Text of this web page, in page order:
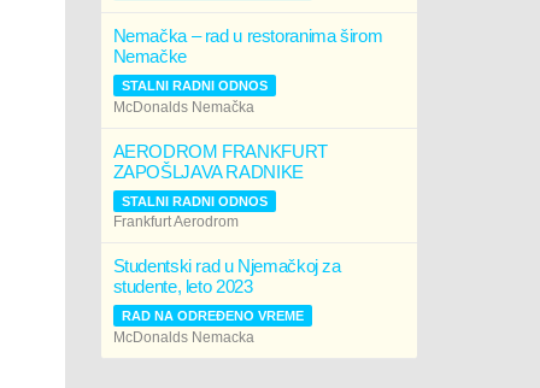
Nemačka – rad u restoranima širom
Nemačke
STALNI RADNI ODNOS
McDonalds Nemačka
AERODROM FRANKFURT
ZAPOŠLJAVA RADNIKE
STALNI RADNI ODNOS
Frankfurt Aerodrom
Studentski rad u Njemačkoj za
studente, leto 2023
RAD NA ODREĐENO VREME
McDonalds Nemacka